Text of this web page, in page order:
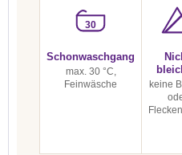
30
Schonwaschgang
max. 30 °C,
Feinwäsche
keine